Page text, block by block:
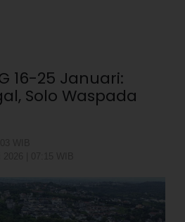
16-25 Januari:
Solo Waspada